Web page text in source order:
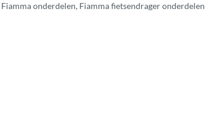
Fiamma onderdelen, Fiamma fietsendrager onderdelen